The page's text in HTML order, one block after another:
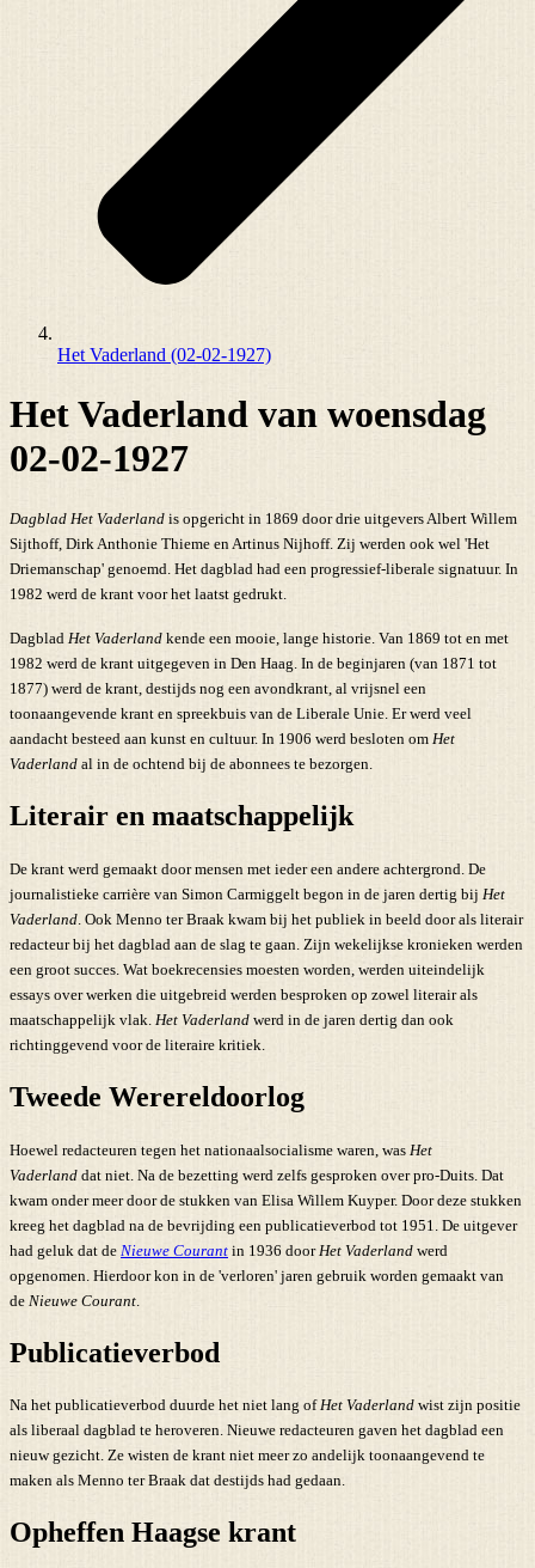
Het Vaderland (02-02-1927)
Het Vaderland van woensdag
02-02-1927
Dagblad Het Vaderland is opgericht in 1869 door drie uitgevers Albert Willem
Sijthoff, Dirk Anthonie Thieme en Artinus Nijhoff. Zij werden ook wel 'Het
Driemanschap' genoemd. Het dagblad had een progressief-liberale signatuur. In
1982 werd de krant voor het laatst gedrukt.
Dagblad Het Vaderland kende een mooie, lange historie. Van 1869 tot en met
1982 werd de krant uitgegeven in Den Haag. In de beginjaren (van 1871 tot
1877) werd de krant, destijds nog een avondkrant, al vrijsnel een
toonaangevende krant en spreekbuis van de Liberale Unie. Er werd veel
aandacht besteed aan kunst en cultuur. In 1906 werd besloten om Het
Vaderland al in de ochtend bij de abonnees te bezorgen.
Literair en maatschappelijk
De krant werd gemaakt door mensen met ieder een andere achtergrond. De
journalistieke carrière van Simon Carmiggelt begon in de jaren dertig bij Het
Vaderland . Ook Menno ter Braak kwam bij het publiek in beeld door als literair
redacteur bij het dagblad aan de slag te gaan. Zijn wekelijkse kronieken werden
een groot succes. Wat boekrecensies moesten worden, werden uiteindelijk
essays over werken die uitgebreid werden besproken op zowel literair als
maatschappelijk vlak. Het Vaderland werd in de jaren dertig dan ook
richtinggevend voor de literaire kritiek.
Tweede Werereldoorlog
Hoewel redacteuren tegen het nationaalsocialisme waren, was Het
Vaderland dat niet. Na de bezetting werd zelfs gesproken over pro-Duits. Dat
kwam onder meer door de stukken van Elisa Willem Kuyper. Door deze stukken
kreeg het dagblad na de bevrijding een publicatieverbod tot 1951. De uitgever
had geluk dat de Nieuwe Courant in 1936 door Het Vaderland werd
opgenomen. Hierdoor kon in de 'verloren' jaren gebruik worden gemaakt van
de Nieuwe Courant
Publicatieverbod
Na het publicatieverbod duurde het niet lang ofHet Vaderland wist zijn positie
als liberaal dagblad te heroveren. Nieuwe redacteuren gaven het dagblad een
nieuw gezicht. Ze wisten de krant niet meer zo andelijk toonaangevend te
maken als Menno ter Braak dat destijds had gedaan.
Opheffen Haagse krant